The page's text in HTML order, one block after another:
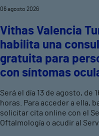
06 agosto 2026
Vithas Valencia
habilita una
gratuita para
con síntomas
tras el eclipse
Será el día 13 de agosto, de
horas. Para acceder a ella,
solicitar cita online con el
Oftalmología o acudir al